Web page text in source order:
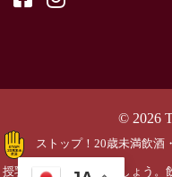
© 2026
ストップ！20歳未満飲酒
授乳期の飲酒はやめましょう。